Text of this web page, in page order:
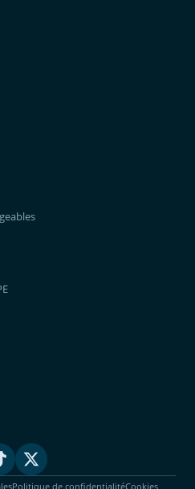
Politique de confidentialitéCookies